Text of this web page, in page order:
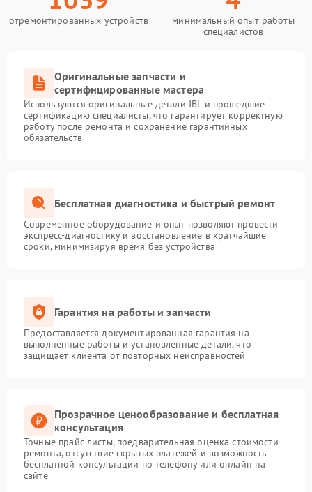
отремонтированных устройств
минимальный опыт работы
специалистов
Оригинальные запчасти и
сертифицированные мастера
Используются оригинальные детали JBL и прошедшие
сертификацию специалисты, что гарантирует корректную
работу после ремонта и сохранение гарантийных
обязательств
Бесплатная диагностика и быстрый ремонт
Современное оборудование и опыт позволяют провести
экспресс-диагностику и восстановление в кратчайшие
сроки, минимизируя время без устройства
Гарантия на работы и запчасти
Предоставляется документированная гарантия на
выполненные работы и установленные детали, что
защищает клиента от повторных неисправностей
Прозрачное ценообразование и бесплатная
консультация
Точные прайс-листы, предварительная оценка стоимости
ремонта, отсутствие скрытых платежей и возможность
бесплатной консультации по телефону или онлайн на
сайте